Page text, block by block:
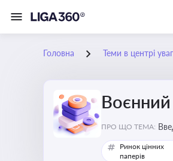
Головна Теми в центрі
Воєнний
ПРО ЩО ТЕМА:
Ринок цінних
паперів